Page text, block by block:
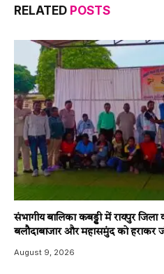
RELATED POSTS
संभागीय बालिका कबड्डी में रायपुर
बलौदाबाजार और महासमुंद को हराकर
August 9, 2026